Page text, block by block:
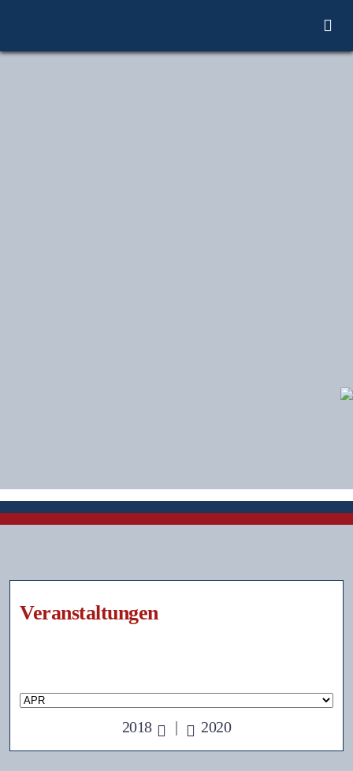
Veranstaltungen
2018 | 2020